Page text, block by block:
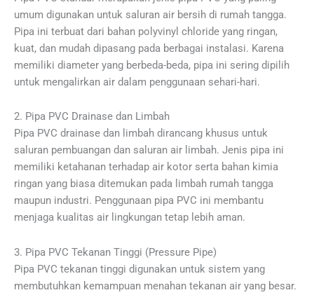
umum digunakan untuk saluran air bersih di rumah tangga.
Pipa ini terbuat dari bahan polyvinyl chloride yang ringan,
kuat, dan mudah dipasang pada berbagai instalasi. Karena
memiliki diameter yang berbeda-beda, pipa ini sering dipilih
untuk mengalirkan air dalam penggunaan sehari-hari.
2. Pipa PVC Drainase dan Limbah
Pipa PVC drainase dan limbah dirancang khusus untuk
saluran pembuangan dan saluran air limbah. Jenis pipa ini
memiliki ketahanan terhadap air kotor serta bahan kimia
ringan yang biasa ditemukan pada limbah rumah tangga
maupun industri. Penggunaan pipa PVC ini membantu
menjaga kualitas air lingkungan tetap lebih aman.
3. Pipa PVC Tekanan Tinggi (Pressure Pipe)
Pipa PVC tekanan tinggi digunakan untuk sistem yang
membutuhkan kemampuan menahan tekanan air yang besar.